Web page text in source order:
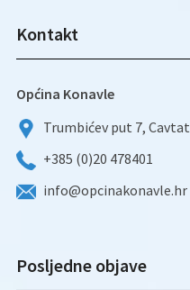
Kontakt
Općina Konavle
Trumbićev put 7, Cavtat
+385 (0)20 478401
info@opcinakonavle.hr
Posljedne objave